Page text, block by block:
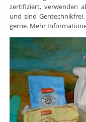
zertifiziert, verwenden
und sind
gerne. Mehr